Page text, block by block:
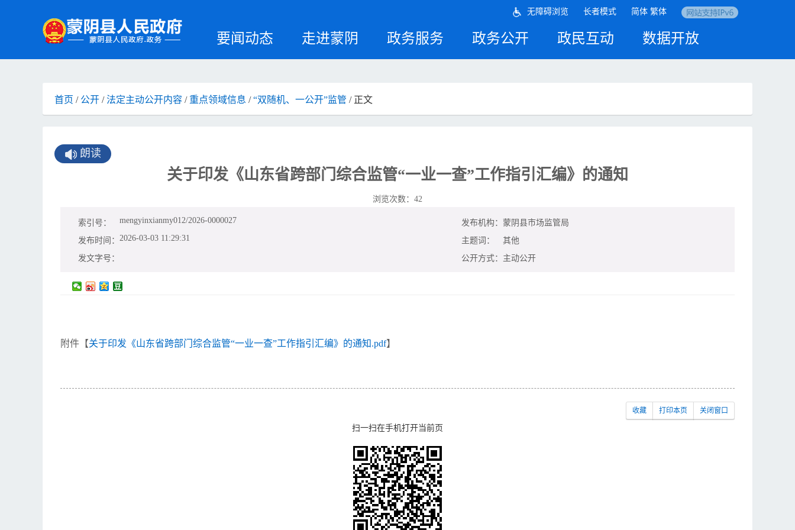
要闻动态 走进蒙阴 政务服务 政务公开 政民互动 数据开放
无障碍浏览 长者模式 简体 繁体
首页 / 公开 /法定主动公开内容 / 重点领域信息 /“双随机、一公开”监管 / 正文
朗读
关于印发《山东省跨部门综合监管“一业一查”工作指引汇编》的通知
浏览次数： 42
索引号： mengyinxianmy012/2026-0000027 发布机构： 蒙阴县市场监管局
发布时间： 2026-03-03 11:29:31 主题词：
其他
发文字号：
公开方式： 主动公开
附件【关于印发《山东省跨部门综合监管“一业一查”工作指引汇编》的通知.pdf】
收藏 打印本页 关闭窗口
扫一扫在手机打开当前页